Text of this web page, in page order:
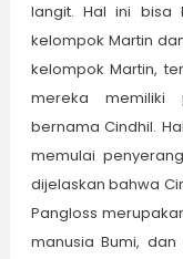
langit. Hal ini
kelompok Martin
kelompok Martin,
mereka memiliki
bernama Cindhil.
memulai
dijelaskan bahwa
Pangloss
manusia Bumi,